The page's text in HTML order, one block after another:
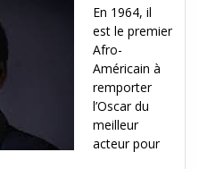
En 1964, il
est le premier
Afro-
Américain à
remporter
l’Oscar du
meilleur
acteur pour